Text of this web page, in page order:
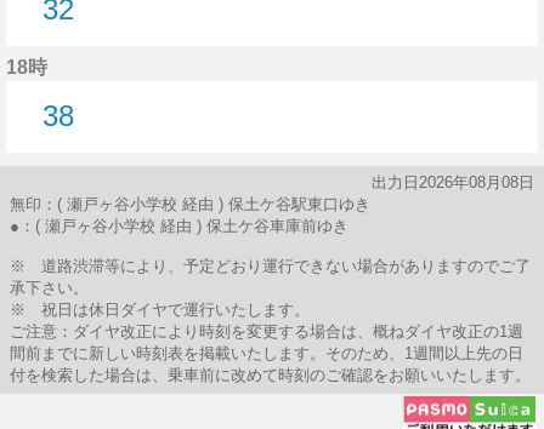
32
18時
38
出力日2026年08月08日
無印：( 瀬戸ヶ谷小学校 経由 ) 保土ケ谷駅東口ゆき
●：( 瀬戸ヶ谷小学校 経由 ) 保土ケ谷車庫前ゆき
※ 道路渋滞等により、予定どおり運行できない場合がありますのでご了
承下さい。
※ 祝日は休日ダイヤで運行いたします。
ご注意：ダイヤ改正により時刻を変更する場合は、概ねダイヤ改正の1週
間前までに新しい時刻表を掲載いたします。そのため、1週間以上先の日
付を検索した場合は、乗車前に改めて時刻のご確認をお願いいたします。